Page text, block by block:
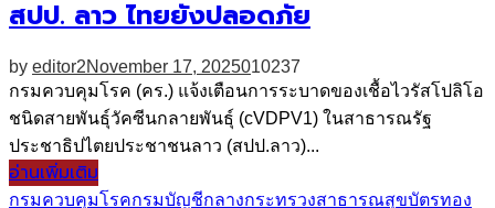
สปป. ลาว ไทยยังปลอดภัย
by editor2November 17, 2025010237
กรมควบคุมโรค (คร.) แจ้งเตือนการระบาดของเชื้อไวรัสโปลิโอ
ชนิดสายพันธุ์วัคซีนกลายพันธุ์ (cVDPV1) ในสาธารณรัฐ
ประชาธิปไตยประชาชนลาว (สปป.ลาว)...
อ่านเพิ่มเติม
กรมควบคุมโรคกรมบัญชีกลางกระทรวงสาธารณสุขบัตรทอง